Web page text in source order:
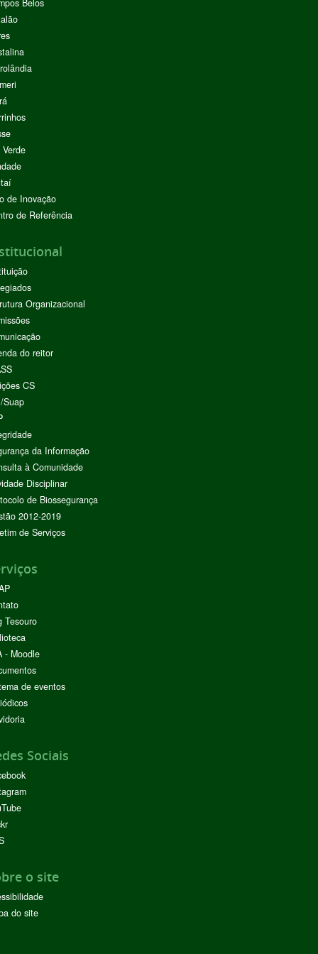
Belos
de Inovação
de Referência
Organizacional
do reitor
CS
Suap
da Informação
à Comunidade
Disciplinar
de Biossegurança
2012-2019
de Serviços
Tesouro
- Moodle
de eventos
Sociais
o site
do site